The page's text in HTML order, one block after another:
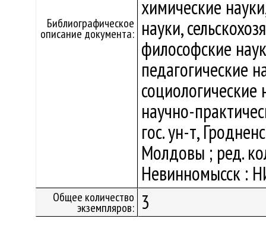
Библиографическое
описание документа:
химические
науки,
философские
педагогические
научно-
гос. ун-т,
Молдовы ; ред.
Невинномысск :
Общее количество
экземпляров: 3